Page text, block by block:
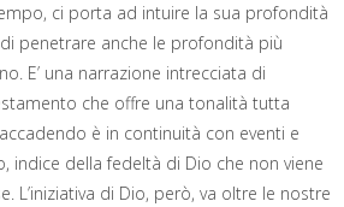
ci porta ad intuire la sua profondità
penetrare anche le profondità più
E’ una narrazione intrecciata di
che offre una tonalità tutta
è in continuità con eventi e
indice della fedeltà di Dio che non viene
L’iniziativa di Dio, però, va oltre le nostre